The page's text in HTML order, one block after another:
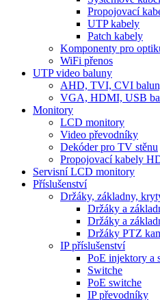
Propojovací
UTP kabely
Patch kabely
Komponenty pro
WiFi přenos
UTP video baluny
AHD, TVI, CVI
VGA, HDMI, USB
Monitory
LCD monitory
Video převodníky
Dekóder pro TV stěnu
Propojovací kabely
Servisní LCD monitory
Příslušenství
Držáky, základny,
Držáky a
Držáky a
Držáky PTZ
IP příslušenství
PoE injektory a
Switche
PoE switche
IP převodníky